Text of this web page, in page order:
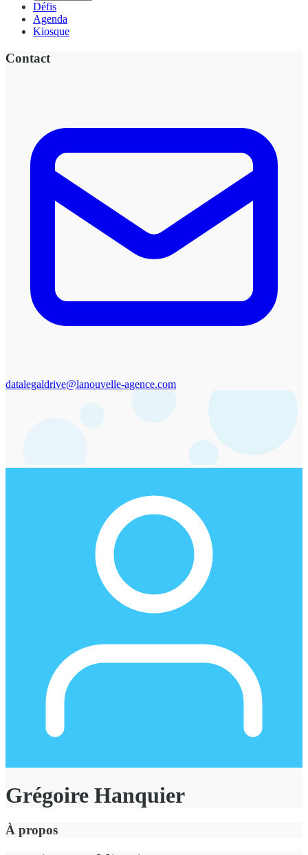
Défis
Agenda
Kiosque
Contact
datalegaldrive@lanouvelle-agence.com
Grégoire Hanquier
À propos